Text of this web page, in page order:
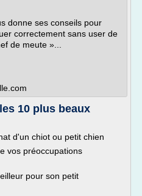
donne ses conseils pour
correctement sans user de
de meute »...
10 plus beaux
d'un chiot ou petit chien
vos préoccupations
pour son petit